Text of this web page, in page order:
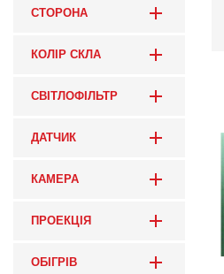
СТОРОНА
КОЛІР СКЛА
СВІТЛОФІЛЬТР
ДАТЧИК
КАМЕРА
ПРОЕКЦІЯ
ОБІГРІВ